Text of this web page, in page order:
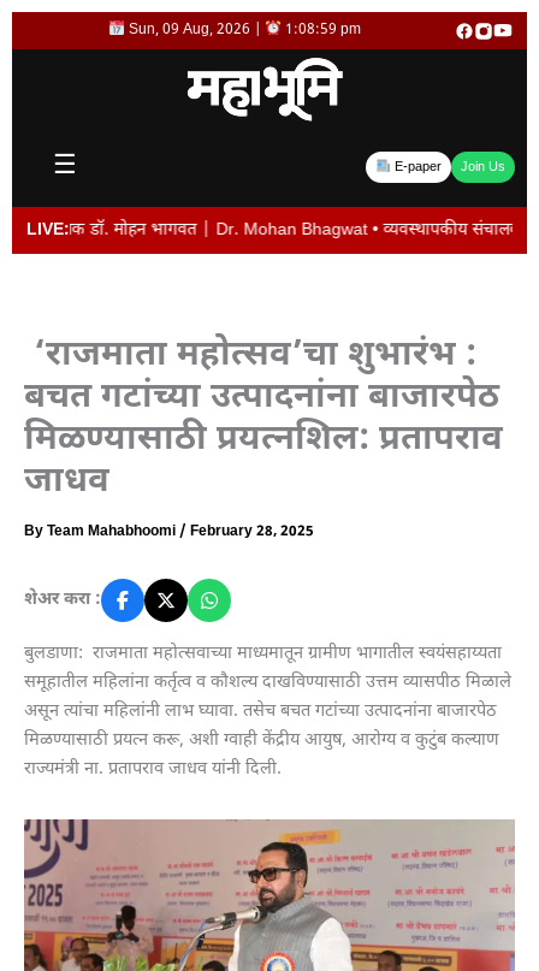
Skip
Sun, 09 Aug, 2026 | 1:09:00 pm
☰ E-paper Join Us
LIVE:
मोहन भागवत | Dr. Mohan Bhagwat • व्यवस्थापकीय संचालक विजय देशमुख
‘राजमाता महोत्सव’चा शुभारंभ :
बचत गटांच्या उत्पादनांना बाजारपेठ
मिळण्यासाठी प्रयत्नशिल: प्रतापराव
जाधव
ByTeam Mahabhoomi/ February 28, 2025
शेअर करा :
बुलडाणा: राजमाता महोत्सवाच्या माध्यमातून ग्रामीण भागातील स्वयंसहाय्यता
समूहातील महिलांना कर्तृत्व व कौशल्य दाखविण्यासाठी उत्तम व्यासपीठ मिळाले
असून त्यांचा महिलांनी लाभ घ्यावा. तसेच बचत गटांच्या उत्पादनांना बाजारपेठ
मिळण्यासाठी प्रयत्न करू, अशी ग्वाही केंद्रीय आयुष, आरोग्य व कुटुंब कल्याण
राज्यमंत्री ना. प्रतापराव जाधव यांनी दिली.